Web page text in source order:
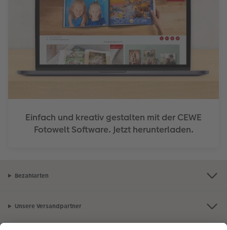
Einfach und kreativ gestalten mit der CEWE
Fotowelt Software. Jetzt herunterladen.
Bezahlarten
Unsere Versandpartner